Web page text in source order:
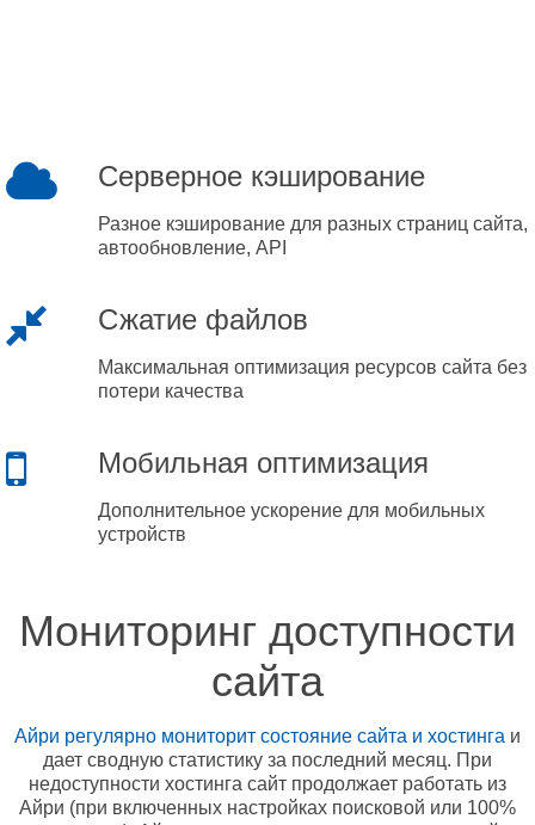
Серверное кэширование
Разное кэширование для разных страниц сайта,
автообновление, API
Сжатие файлов
Максимальная оптимизация ресурсов сайта без
потери качества
Мобильная оптимизация
Дополнительное ускорение для мобильных
устройств
Мониторинг доступности
сайта
Айри регулярно мониторит состояние сайта и хостинга и
дает сводную статистику за последний месяц. При
недоступности хостинга сайт продолжает работать из
Айри (при включенных настройках поисковой или 100%